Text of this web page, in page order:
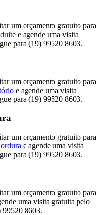
um orçamento gratuito para
e agende uma visita
para (19) 99520 8603.
um orçamento gratuito para
e agende uma visita
para (19) 99520 8603.
um orçamento gratuito para
e agende uma visita
para (19) 99520 8603.
um orçamento gratuito para
uma visita gratuita pelo
99520 8603.